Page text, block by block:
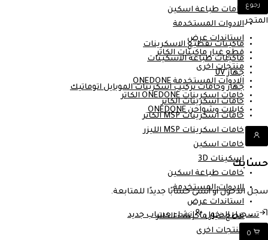
رجوع
المتجر
ماكينات تقطيع الاسكرينات
ماكينات طباعة الاسكينات
جهاز UV
جهاز وخامات تركيب اسكرينات الموبايل اتوماتيك
خامات اسكرينات الكاتر
خامات اسكرينات MSP الكاتر
خامات اسكرينات MSP الليزر
خامات اسكين
اسكينات 3D
خامات طباعة اسكين
الادوات المستخدمة
استاندات عرض
قطع غيار ماكينات الكاتر
منتجات اخرى
خامات طباعة اسكين
الادوات المستخدمة
استاندات عرض
قطع غيار ماكينات الكاتر
منتجات اخرى
الادوات المستخدمة ONEDONE
خامات اسكرينات ONEDONE الكاتر
كابلات وشواحن ONEDONE
حسابك
سجل الدخول أو أنشئ حسابًا جديدًا للمتابعة.
تسجيل الدخول إنشاء حساب جديد
0